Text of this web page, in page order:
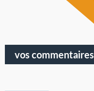
vos commentaires